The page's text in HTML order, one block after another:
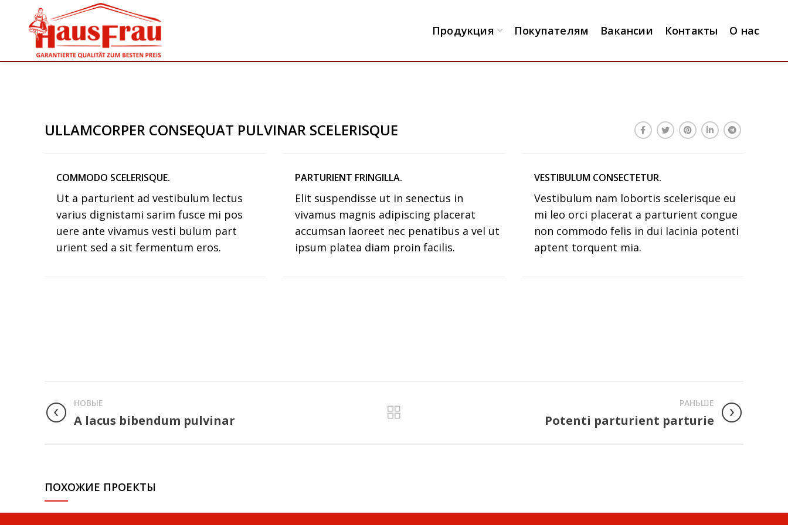
Продукция Покупателям Вакансии Контакты О нас
ULLAMCORPER CONSEQUAT PULVINAR SCELERISQUE
COMMODO SCELERISQUE.
Ut a parturient ad vestibulum lectus
varius dignistami sarim fusce mi pos
uere ante vivamus vesti bulum part
urient sed a sit fermentum eros.
PARTURIENT FRINGILLA.
Elit suspendisse ut in senectus in
vivamus magnis adipiscing placerat
accumsan laoreet nec penatibus a vel ut
ipsum platea diam proin facilis.
VESTIBULUM CONSECTETUR.
Vestibulum nam lobortis scelerisque eu
mi leo orci placerat a parturient congue
non commodo felis in dui lacinia potenti
aptent torquent mia.
НОВЫЕ
A lacus bibendum pulvinar
РАНЬШЕ
Potenti parturient parturie
ПОХОЖИЕ ПРОЕКТЫ